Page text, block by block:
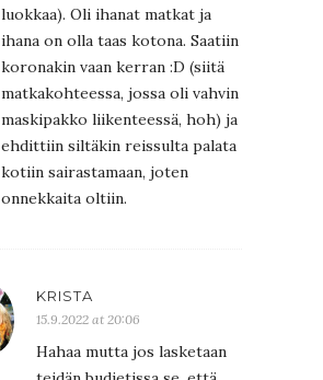
luokkaa). Oli ihanat matkat ja
ihana on olla taas kotona. Saatiin
koronakin vaan kerran :D (siitä
matkakohteessa, jossa oli vahvin
maskipakko liikenteessä, hoh) ja
ehdittiin siltäkin reissulta palata
kotiin sairastamaan, joten
onnekkaita oltiin.
KRISTA
15.9.2022 at 20:06
Hahaa mutta jos lasketaan